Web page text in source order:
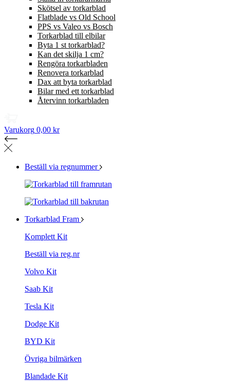
Skötsel av torkarblad
Flatblade vs Old School
PPS vs Valeo vs Bosch
Torkarblad till elbilar
Byta 1 st torkarblad?
Kan det skilja 1 cm?
Rengöra torkarbladen
Renovera torkarblad
Dax att byta torkarblad
Bilar med ett torkarblad
Återvinn torkarbladen
Varukorg 0,00 kr
Beställ via regnummer
Torkarblad Fram
Komplett Kit
Beställ via reg.nr
Volvo Kit
Saab Kit
Tesla Kit
Dodge Kit
BYD Kit
Övriga bilmärken
Blandade Kit